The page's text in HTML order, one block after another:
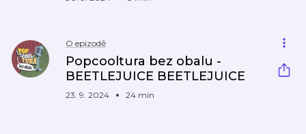
O epizodě
Popcooltura bez obalu -
BEETLEJUICE BEETLEJUICE
23. 9. 2024 24 min